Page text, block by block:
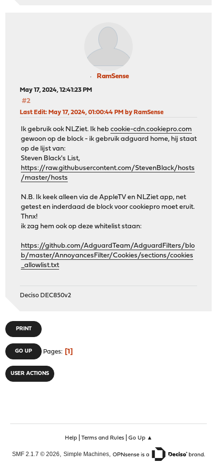
RamSense
May 17, 2024, 12:41:23 PM
#2
Last Edit: May 17, 2024, 01:00:44 PM by RamSense
Ik gebruik ook NLZiet. Ik hebcookie-cdn.cookiepro.com
gewoon op de block - ik gebruik adguard home, hij staat
op de lijst van:
Steven Black's List,
https://raw.githubusercontent.com/StevenBlack/hosts
/master/hosts
N.B. Ik keek alleen via de AppleTV en NLZiet app, net
getest en inderdaad de block voor cookiepro moet eruit.
Thnx!
ik zag hem ook op deze whitelist staan:
https://github.com/AdguardTeam/AdguardFilters/blo
b/master/AnnoyancesFilter/Cookies/sections/cookies
_allowlist.txt
Deciso DEC850v2
PRINT
GO UP Pages 1
USER ACTIONS
Help| Terms and Rules| Go Up ▲
SMF 2.1.7 © 2026, Simple Machines,